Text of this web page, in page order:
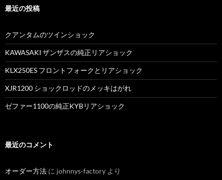
最近の投稿
クアンタムのツインショック
KAWASAKI ザンザスの純正リアショック
KLX250ES フロントフォークとリアショック
XJR1200 ショックロッドのメッキはがれ
ゼファー1100の純正KYBリアショック
最近のコメント
オーダー方法 に johnnys-factory より